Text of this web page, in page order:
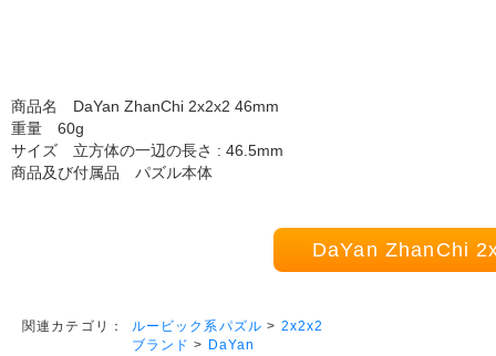
商品名 DaYan ZhanChi 2x2x2 46mm
重量 60g
サイズ 立方体の一辺の長さ : 46.5mm
商品及び付属品 パズル本体
DaYan ZhanChi
関連カテゴリ： ルービック系パズル > 2x2x2
ブランド > DaYan